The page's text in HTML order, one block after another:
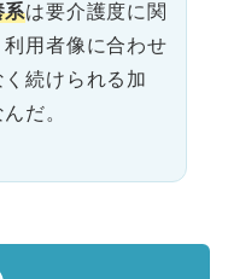
系は要介護度に関
用者像に合わせ
続けられる加
だ。